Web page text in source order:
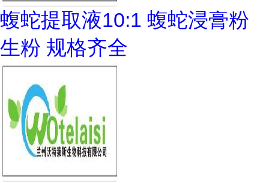
蝮蛇提取液10:1 蝮蛇浸膏粉
生粉 规格齐全